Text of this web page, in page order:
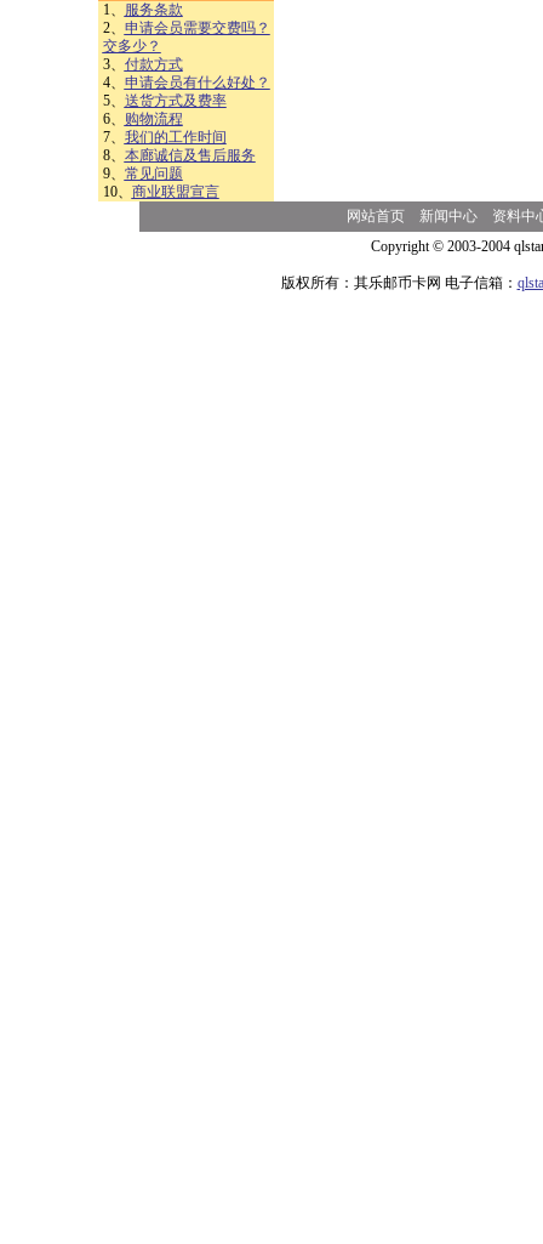
1、
服务条款
2、 申请会员需要交费吗？
交多少？
3、 付款方式
4、 申请会员有什么好处？
5、 送货方式及费率
6、
购物流程
7、 我们的工作时间
8、 本廊诚信及售后服务
9、 常见问题
10、 商业联盟宣言
网站首页 新闻中心
资料中
Copyright © 2003-2004
版权所有：其乐邮币卡网 电子信箱：